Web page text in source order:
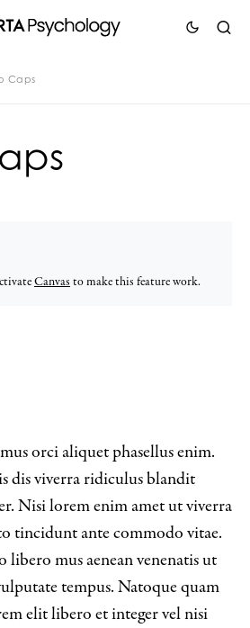
Caps
Canvasto make this feature work.
dis viverra ridiculus blandit
Nisi lorem enim amet ut viverra
tincidunt ante commodo vitae.
libero mus aenean venenatis ut
tempus. Natoque quam
elit libero et integer vel nisi